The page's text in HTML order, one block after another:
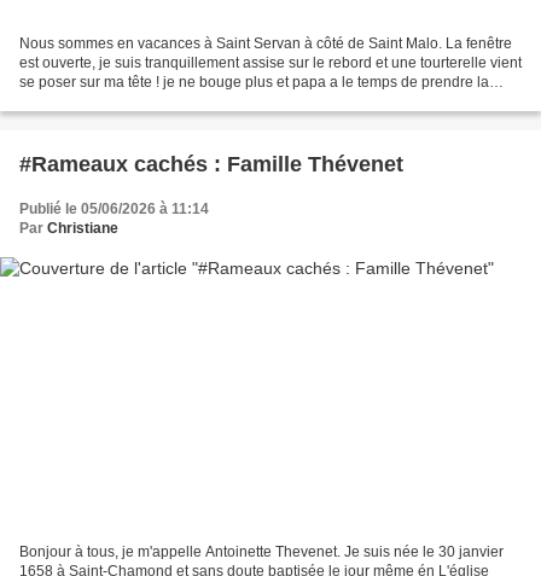
Nous sommes en vacances à Saint Servan à côté de Saint Malo. La fenêtre
est ouverte, je suis tranquillement assise sur le rebord et une tourterelle vient
se poser sur ma tête ! je ne bouge plus et papa a le temps de prendre la
#Rameaux cachés : Famille Thévenet
Publié le 05/06/2026 à 11:14
Par Christiane
Bonjour à tous, je m'appelle Antoinette Thevenet. Je suis née le 30 janvier
1658 à Saint-Chamond et sans doute baptisée le jour même én L'église